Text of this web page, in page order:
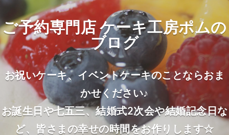
ご予約専門店 ケーキ工房ポムの
ブログ
お祝いケーキ、イベントケーキのことならおま
かせください♪
お誕生日や七五三、結婚式2次会や結婚記念日な
ど、皆さまの幸せの時間をお作りします☆